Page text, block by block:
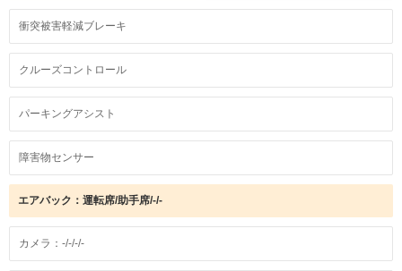
衝突被害軽減ブレーキ
クルーズコントロール
パーキングアシスト
障害物センサー
エアバック：運転席/助手席/-/-
カメラ：-/-/-/-